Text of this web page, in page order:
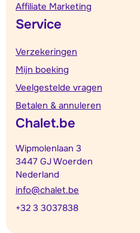
Affiliate Marketing
Service
Verzekeringen
Mijn boeking
Veelgestelde vragen
Betalen & annuleren
Chalet.be
Wipmolenlaan 3
3447 GJ Woerden
Nederland
info@chalet.be
+32 3 3037838